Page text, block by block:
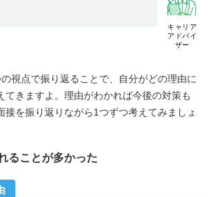
キャリア
アドバイ
ザー
視点で振り返ることで、自分がどの理由に
てきますよ。理由がわかれば今後の対策も
接を振り返りながら1つずつ考えてみましょ
ることが多かった